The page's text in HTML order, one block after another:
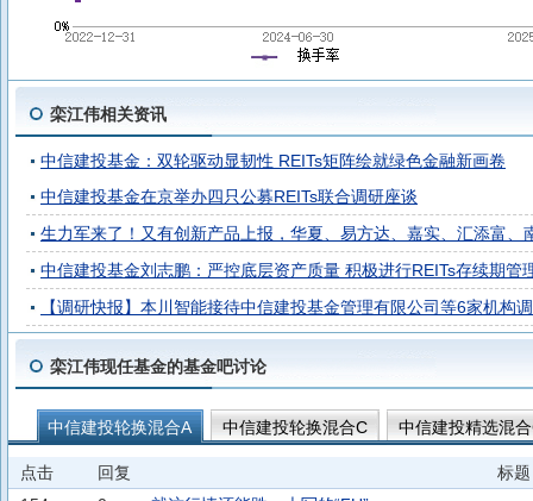
栾江伟相关资讯
中信建投基金：双轮驱动显韧性 REITs矩阵绘就绿色金融新画卷
中信建投基金在京举办四只公募REITs联合调研座谈
生力军来了！又有创新产品上报，华夏、易方达、嘉实、汇添富
中信建投基金刘志鹏：严控底层资产质量 积极进行REITs存续期管
【调研快报】本川智能接待中信建投基金管理有限公司等6家机构
栾江伟现任基金的基金吧讨论
中信建投轮换混合A 中信建投轮换混合C
中信建投精选混
中信建投品质优选一年持有A
点击 回复
标题